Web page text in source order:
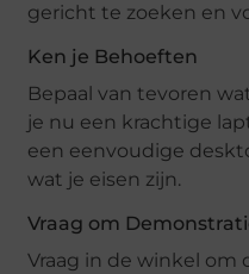
gericht te zoeken en
Ken je Behoeften
Bepaal van tevoren
je nu een krachtige
een eenvoudige
wat je eisen zijn.
Vraag om
Vraag in de winkel om